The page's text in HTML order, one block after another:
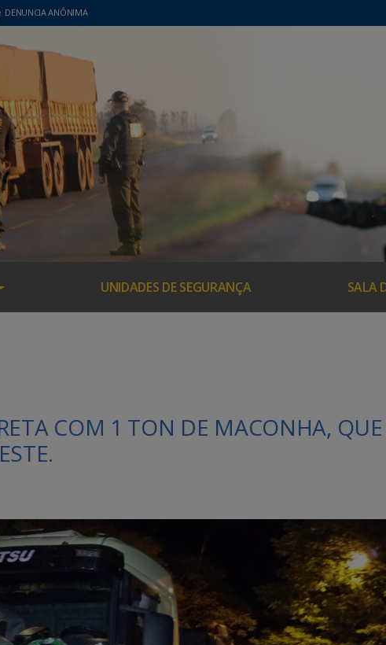
DENUNCIA ANÔNIMA
UNIDADES DE SEGURANÇA SALA
COM 1 TON DE MACONHA, QUE